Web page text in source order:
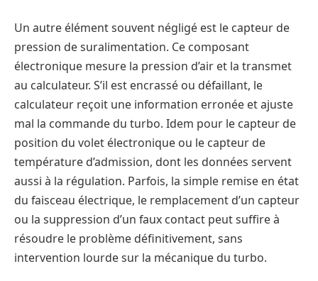
Un autre élément souvent négligé est le capteur de
pression de suralimentation. Ce composant
électronique mesure la pression d’air et la transmet
au calculateur. S’il est encrassé ou défaillant, le
calculateur reçoit une information erronée et ajuste
mal la commande du turbo. Idem pour le capteur de
position du volet électronique ou le capteur de
température d’admission, dont les données servent
aussi à la régulation. Parfois, la simple remise en état
du faisceau électrique, le remplacement d’un capteur
ou la suppression d’un faux contact peut suffire à
résoudre le problème définitivement, sans
intervention lourde sur la mécanique du turbo.